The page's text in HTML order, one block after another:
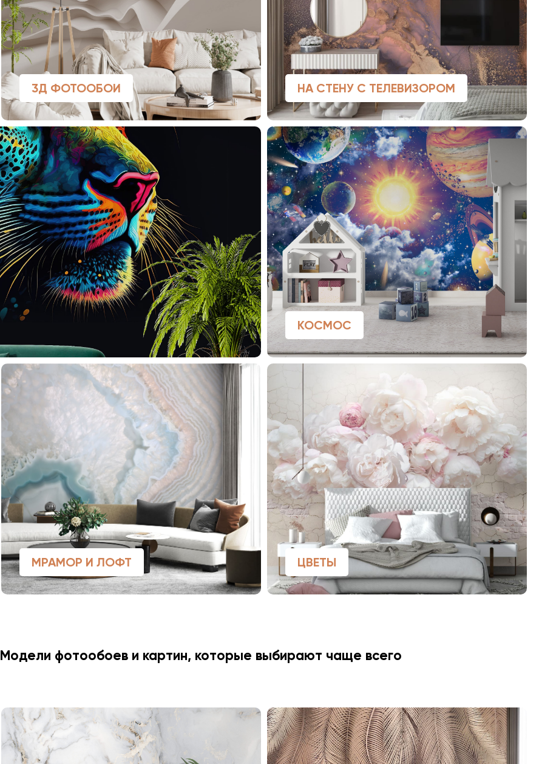
3Д ФОТООБОИ НА СТЕНУ С ТЕЛЕВИЗОРОМ
КОСМОС
МРАМОР И ЛОФТ ЦВЕТЫ
Модели фотообоев и картин, которые выбирают чаще всего